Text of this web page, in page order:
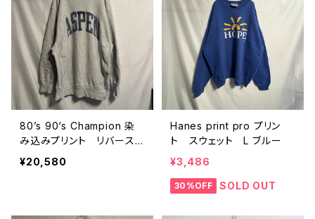
80’s 90‘s Champion 染
み込みプリント リバースウ
ィーブ reverse weave
¥20,580
Hanes print pro プリン
ト スウェット L ブルー
¥3,486
30%OFF SOLD OUT